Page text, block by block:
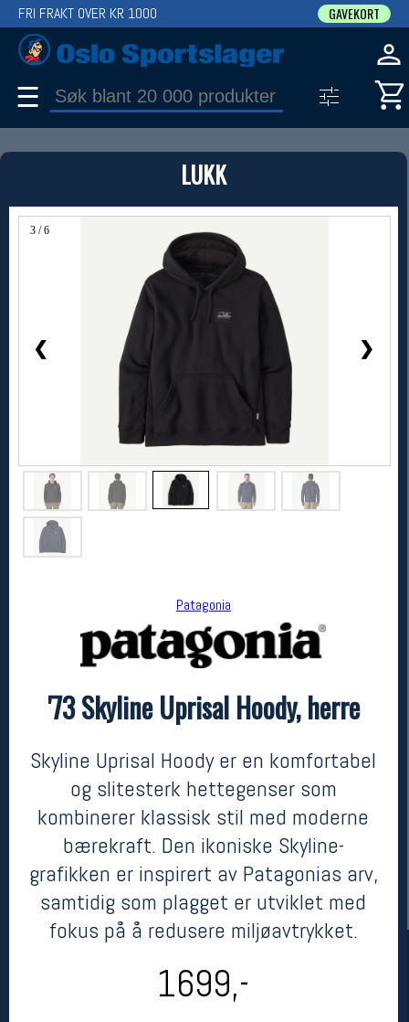
LUKK
3 / 6
❮ ❯
Patagonia
'73 Skyline Uprisal Hoody, herre
Skyline Uprisal Hoody er en komfortabel
og slitesterk hettegenser som
kombinerer klassisk stil med moderne
bærekraft. Den ikoniske Skyline-
grafikken er inspirert av Patagonias arv,
samtidig som plagget er utviklet med
fokus på å redusere miljøavtrykket.
1699,-
FRI FRAKT OVER KR 1000 GAVEKORT
☰
PRODUKT
Produkter (1)
Bruk filter til å spisse søket
Patagonia
kr 1699